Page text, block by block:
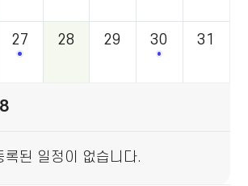
27
2025년 힐링 정원 아카데미 교육생
28 29 30
3기 힐링콘텐
31
록된 일정이 없습니다.